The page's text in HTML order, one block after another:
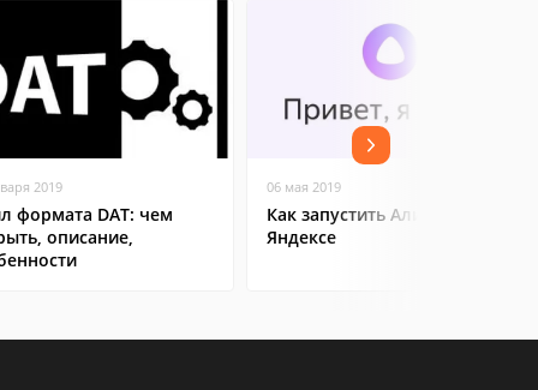
2019
формата DAT: чем
описание,
06 мая 2019
Как запустить Алису в
Яндексе